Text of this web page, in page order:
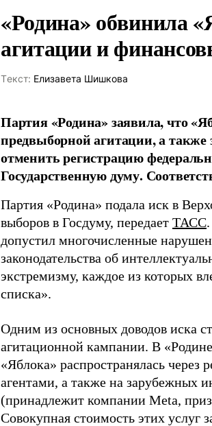
«Родина» обвинила
агитации и
Tекст: Елизавета Шишкова
Партия «Родина» заявила, что
предвыборной агитации, а также
отменить регистрацию
Государственную думу.
Партия «Родина» подала иск в
выборов в Госдуму, передает ТАСС
допустил многочисленные
законодательства об
экстремизму, каждое из которых
списка».
Одним из основных доводов иска
агитационной кампании. В
«Яблока» распространялась
агентами, а также на зарубежных
(принадлежит компании Meta,
Совокупная стоимость этих услуг